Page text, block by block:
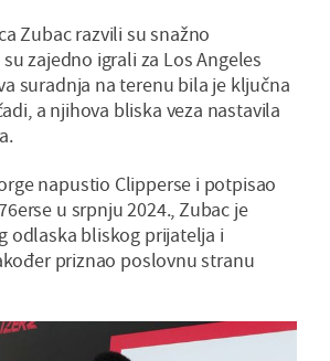
Zubac razvili su snažno
zajedno igrali za Los Angeles
suradnja na terenu bila je ključna
a njihova bliska veza nastavila
napustio Clipperse i potpisao
u srpnju 2024., Zubac je
odlaska bliskog prijatelja i
priznao poslovnu stranu